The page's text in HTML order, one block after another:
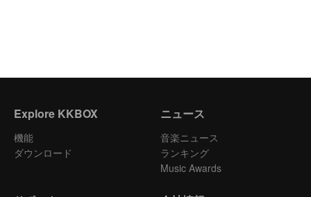
Explore KKBOX
機能
ダウンロード
ニュース
音楽ニュース
ランキング
Music Awards